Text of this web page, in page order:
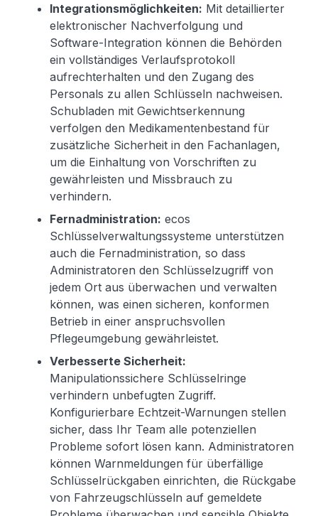
Integrationsmöglichkeiten: Mit detaillierter
elektronischer Nachverfolgung und
Software-Integration können die Behörden
ein vollständiges Verlaufsprotokoll
aufrechterhalten und den Zugang des
Personals zu allen Schlüsseln nachweisen.
Schubladen mit Gewichtserkennung
verfolgen den Medikamentenbestand für
zusätzliche Sicherheit in den Fachanlagen,
um die Einhaltung von Vorschriften zu
gewährleisten und Missbrauch zu
verhindern.
Fernadministration: ecos
Schlüsselverwaltungssysteme unterstützen
auch die Fernadministration, so dass
Administratoren den Schlüsselzugriff von
jedem Ort aus überwachen und verwalten
können, was einen sicheren, konformen
Betrieb in einer anspruchsvollen
Pflegeumgebung gewährleistet.
Verbesserte Sicherheit:
Manipulationssichere Schlüsselringe
verhindern unbefugten Zugriff.
Konfigurierbare Echtzeit-Warnungen stellen
sicher, dass Ihr Team alle potenziellen
Probleme sofort lösen kann. Administratoren
können Warnmeldungen für überfällige
Schlüsselrückgaben einrichten, die Rückgabe
von Fahrzeugschlüsseln auf gemeldete